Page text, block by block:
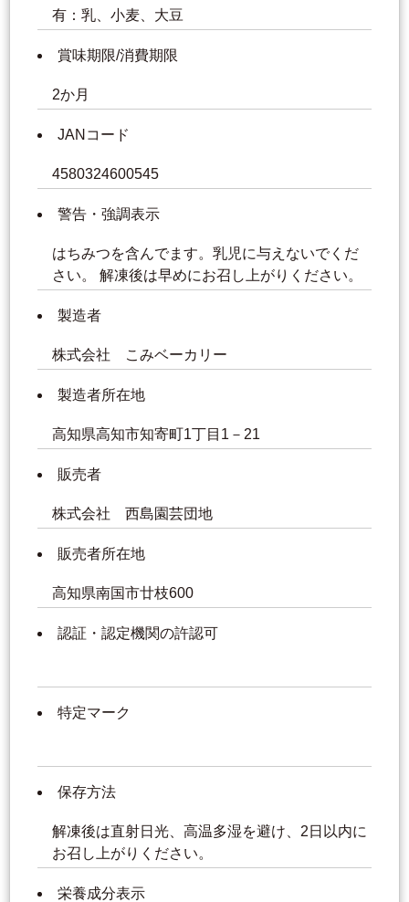
有：乳、小麦、大豆
賞味期限/消費期限
2か月
JANコード
4580324600545
警告・強調表示
はちみつを含んでます。乳児に与えないでくだ
さい。 解凍後は早めにお召し上がりください。
製造者
株式会社 こみベーカリー
製造者所在地
高知県高知市知寄町1丁目1－21
販売者
株式会社 西島園芸団地
販売者所在地
高知県南国市廿枝600
認証・認定機関の許認可
特定マーク
保存方法
解凍後は直射日光、高温多湿を避け、2日以内に
お召し上がりください。
栄養成分表示